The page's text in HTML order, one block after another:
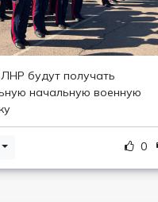
будут получать
начальную военную
0